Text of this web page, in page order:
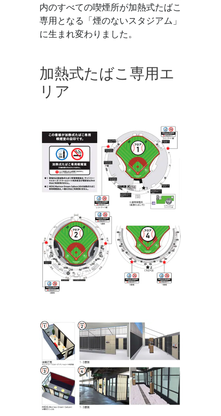
内のすべての喫煙所が加熱式たばこ
専用となる「煙のないスタジアム」
に生まれ変わりました。
加熱式たばこ専用エ
リア